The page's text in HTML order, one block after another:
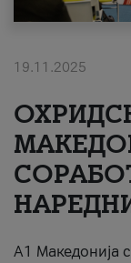
Надополни
19.11.2025
A1 Македонија